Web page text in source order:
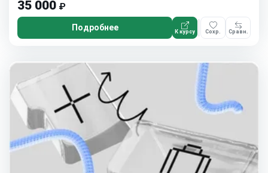
35 000 ₽
Подробнее К курсу Сохр. Сравн.